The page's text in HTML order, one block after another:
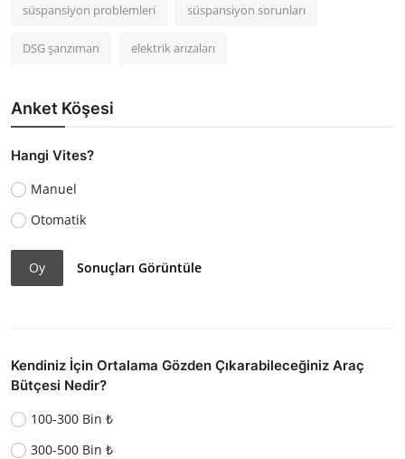
süspansiyon problemleri süspansiyon sorunları
DSG şanzıman elektrik arızaları
Anket Köşesi
Hangi Vites?
Manuel
Otomatik
Oy Sonuçları Görüntüle
Kendiniz İçin Ortalama Gözden Çıkarabileceğiniz Araç
Bütçesi Nedir?
100-300 Bin ₺
300-500 Bin ₺